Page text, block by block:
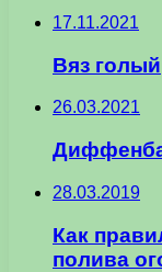
17.11.2021
Вяз голый
26.03.2021
28.03.2019
Как
полива